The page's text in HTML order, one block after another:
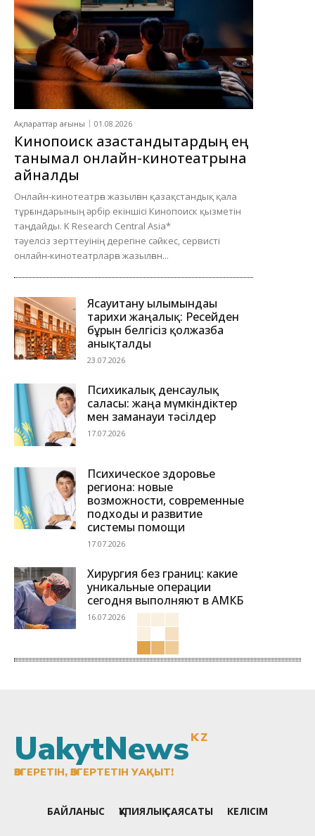
Ақпараттар ағыны 01.08.2026
Кинопоиск қазақстандықтардың ең
танымал онлайн-кинотеатрына
айналды
Онлайн-кинотеатрға жазылған қазақстандық қала
тұрғындарының әрбір екіншісі Кинопоиск қызметін
таңдайды. K Research Central Asia*
тәуелсіз зерттеуінің дерегіне сәйкес, сервисті
онлайн-кинотеатрларға жазылған...
Ясауитану ғылымындағы
тарихи жаңалық: Ресейден
бұрын белгісіз қолжазба
анықталды
23.07.2026
Психикалық денсаулық
саласы: жаңа мүмкіндіктер
мен заманауи тәсілдер
17.07.2026
Психическое здоровье
региона: новые
возможности, современные
подходы и развитие
системы помощи
17.07.2026
Хирургия без границ: какие
уникальные операции
сегодня выполняют в АМКБ
16.07.2026
UakytNewsKZ
ӨЗГЕРЕТІН, ӨЗГЕРТЕТІН УАҚЫТ!
БАЙЛАНЫС ҚҰПИЯЛЫҚ САЯСАТЫ КЕЛІСІМ